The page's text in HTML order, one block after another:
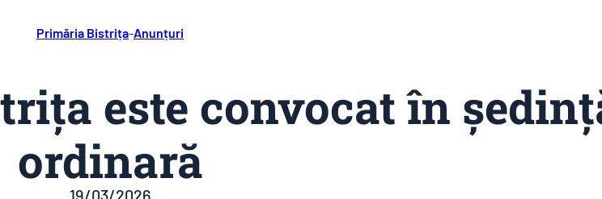
Primăria Bistrița-Anunțuri
este convocat în
ordinară
19/03/2026